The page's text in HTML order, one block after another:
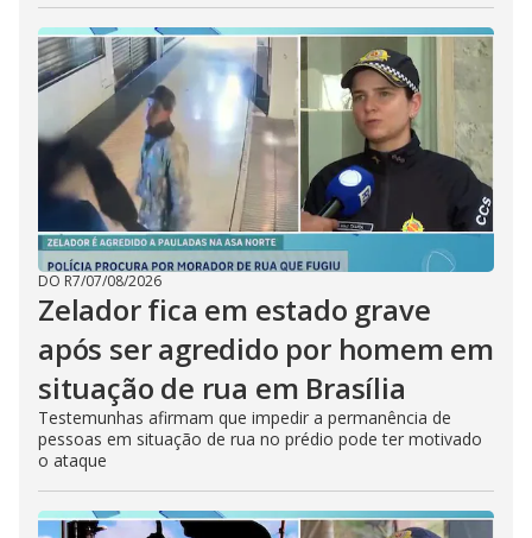
DO R7/07/08/2026
Zelador fica em estado grave
após ser agredido por homem em
situação de rua em Brasília
Testemunhas afirmam que impedir a permanência de
pessoas em situação de rua no prédio pode ter motivado
o ataque